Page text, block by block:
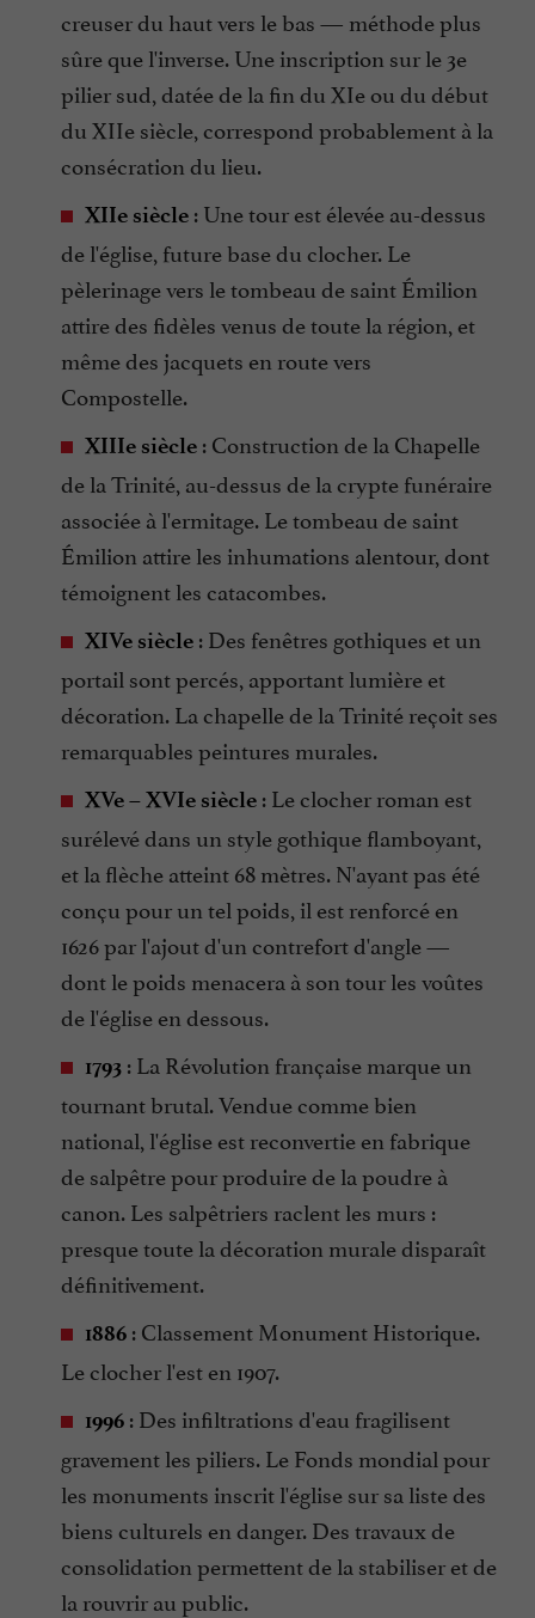
creuser du haut vers le bas — méthode plus
sûre que l'inverse. Une inscription sur le 3e
pilier sud, datée de la fin du XIe ou du début
du XIIe siècle, correspond probablement à la
consécration du lieu.
XIIe siècle : Une tour est élevée au-dessus
de l'église, future base du clocher. Le
pèlerinage vers le tombeau de saint Émilion
attire des fidèles venus de toute la région, et
même des jacquets en route vers
Compostelle.
XIIIe siècle : Construction de la Chapelle
de la Trinité, au-dessus de la crypte funéraire
associée à l'ermitage. Le tombeau de saint
Émilion attire les inhumations alentour, dont
témoignent les catacombes.
XIVe siècle : Des fenêtres gothiques et un
portail sont percés, apportant lumière et
décoration. La chapelle de la Trinité reçoit ses
remarquables peintures murales.
XVe – XVIe siècle : Le clocher roman est
surélevé dans un style gothique flamboyant,
et la flèche atteint 68 mètres. N'ayant pas été
conçu pour un tel poids, il est renforcé en
1626 par l'ajout d'un contrefort d'angle —
dont le poids menacera à son tour les voûtes
de l'église en dessous.
1793 : La Révolution française marque un
tournant brutal. Vendue comme bien
national, l'église est reconvertie en fabrique
de salpêtre pour produire de la poudre à
canon. Les salpêtriers raclent les murs :
presque toute la décoration murale disparaît
définitivement.
1886 : Classement Monument Historique.
Le clocher l'est en 1907.
1996 : Des infiltrations d'eau fragilisent
gravement les piliers. Le Fonds mondial pour
les monuments inscrit l'église sur sa liste des
biens culturels en danger. Des travaux de
consolidation permettent de la stabiliser et de
la rouvrir au public.